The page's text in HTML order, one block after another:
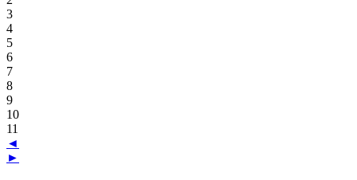
3
4
5
6
7
8
9
10
11
◄
►